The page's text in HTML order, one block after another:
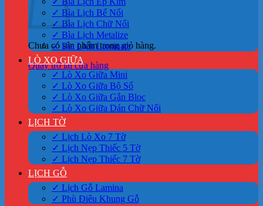
Chưa có sản phẩm trong giỏ hàng.
Quay trở lại cửa hàng
✓ Bìa Lịch Bế Nổi
✓ Bìa Lịch Chữ Nổi
✓ Bìa Lịch Metalize
✓ Bìa Lịch Laminate
LÒ XO GIỮA
✓ Lò Xo Giữa Mini
✓ Lò Xo Giữa Bộ Số
✓ Lò Xo Giữa Gắn Bloc
✓ Lò Xo Giữa Dán Chữ Nổi
LỊCH TỜ
✓ Lịch Lò Xo 7 Tờ
✓ Lịch Nẹp Thiếc 5 Tờ
✓ Lịch Nẹp Thiếc 7 Tờ
LỊCH GỖ
✓ Lịch Gỗ Lamina
✓ Phù Điêu Khung Gỗ